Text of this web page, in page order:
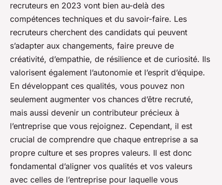
recruteurs en 2023 vont bien au-delà des
compétences techniques et du savoir-faire. Les
recruteurs cherchent des candidats qui peuvent
s’adapter aux changements, faire preuve de
créativité, d’empathie, de résilience et de curiosité. Ils
valorisent également l’autonomie et l’esprit d’équipe.
En développant ces qualités, vous pouvez non
seulement augmenter vos chances d’être recruté,
mais aussi devenir un contributeur précieux à
l’entreprise que vous rejoignez. Cependant, il est
crucial de comprendre que chaque entreprise a sa
propre culture et ses propres valeurs. Il est donc
fondamental d’aligner vos qualités et vos valeurs
avec celles de l’entreprise pour laquelle vous